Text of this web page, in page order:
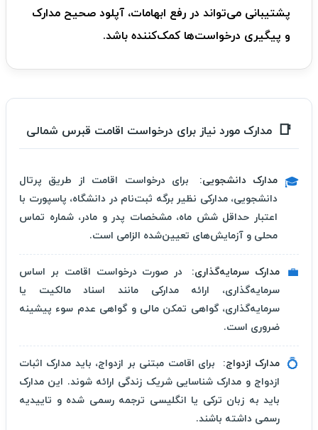
پشتیبانی می‌تواند در رفع ابهامات، آپلود صحیح مدارک
و پیگیری درخواست‌ها کمک‌کننده باشد.
مدارک مورد نیاز برای درخواست اقامت قبرس شمالی
🎓 مدارک دانشجویی:
برای درخواست اقامت از طریق پرتال
دانشجویی، مدارکی نظیر برگه ثبت‌نام در دانشگاه، پاسپورت با
اعتبار حداقل شش ماه، مشخصات پدر و مادر، شماره تماس
محلی و آزمایش‌های تعیین‌شده الزامی است.
💼 مدارک سرمایه‌گذاری:
در صورت درخواست اقامت بر اساس
سرمایه‌گذاری، ارائه مدارکی مانند اسناد مالکیت یا
سرمایه‌گذاری، گواهی تمکن مالی و گواهی عدم سوء پیشینه
ضروری است.
💍 مدارک ازدواج:
برای اقامت مبتنی بر ازدواج، باید مدارک اثبات
ازدواج و مدارک شناسایی شریک زندگی ارائه شوند. این مدارک
باید به زبان ترکی یا انگلیسی ترجمه رسمی شده و تاییدیه
رسمی داشته باشند.